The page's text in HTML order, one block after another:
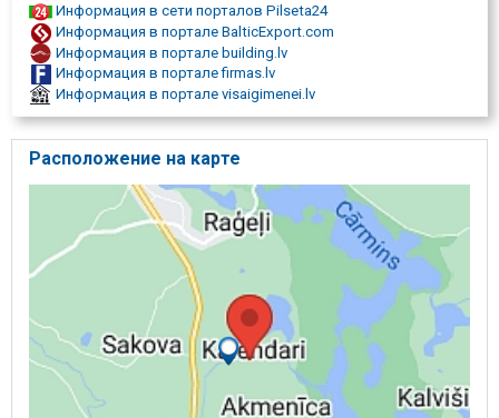
Информация в сети порталов Pilseta24
Информация в портале BalticExport.com
Информация в портале building.lv
Информация в портале firmas.lv
Информация в портале visaigimenei.lv
Расположение на карте